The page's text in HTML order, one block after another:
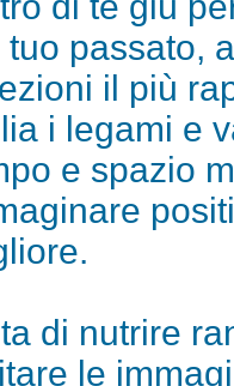
tuo passato,
il più
i legami e
e spazio
di nutrire
le